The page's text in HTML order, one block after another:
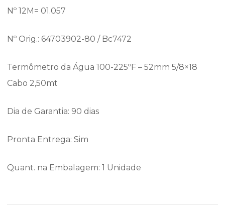
Nº 12M= 01.057
Nº Orig.: 64703902-80 / Bc7472
Termômetro da Água 100-225ºF – 52mm 5/8×18
Cabo 2,50mt
Dia de Garantia: 90 dias
Pronta Entrega: Sim
Quant. na Embalagem: 1 Unidade